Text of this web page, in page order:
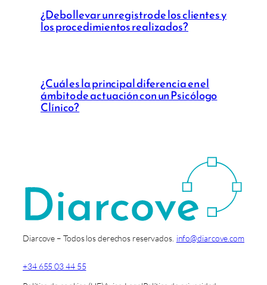
¿Debo llevar un registro de los clientes y
los procedimientos realizados?
¿Cuál es la principal diferencia en el
ámbito de actuación con un Psicólogo
Clínico?
Diarcove – Todos los derechos reservados. info@diarcove.com
+34 655 03 44 55